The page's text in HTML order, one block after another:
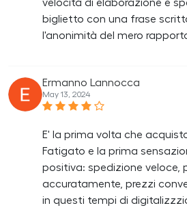
velocità di elaborazione e
biglietto con una frase
l'anonimità del mero
Ermanno Lannocca
May 13, 2024
E' la prima volta che
Fatigato e la prima
positiva: spedizione veloce,
accuratamente, prezzi
in questi tempi di